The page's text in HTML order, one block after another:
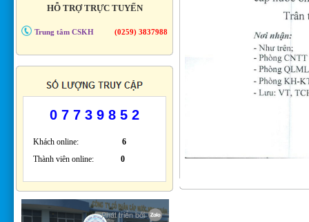
HỖ TRỢ TRỰC TUYẾN
Trung tâm CSKH (0259) 3837988
0 7 7 3 9 8 5 2
Khách online: 6
Thành viên online: 0